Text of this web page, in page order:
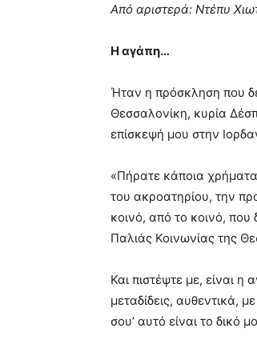
Από αριστερά: Ντέπυ
Η αγάπη…
Ήταν η πρόσκληση που
Θεσσαλονίκη, κυρία
επίσκεψή μου στην
«Πήρατε κάποια
του ακροατηρίου, την
κοινό, από το κοινό, που
Παλιάς Κοινωνίας της
Και πιστέψτε με, είναι
μεταδίδεις, αυθεντικά,
σου’ αυτό είναι το δικό